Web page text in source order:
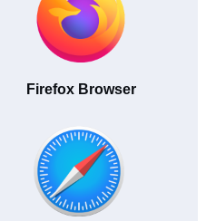
Firefox Browser